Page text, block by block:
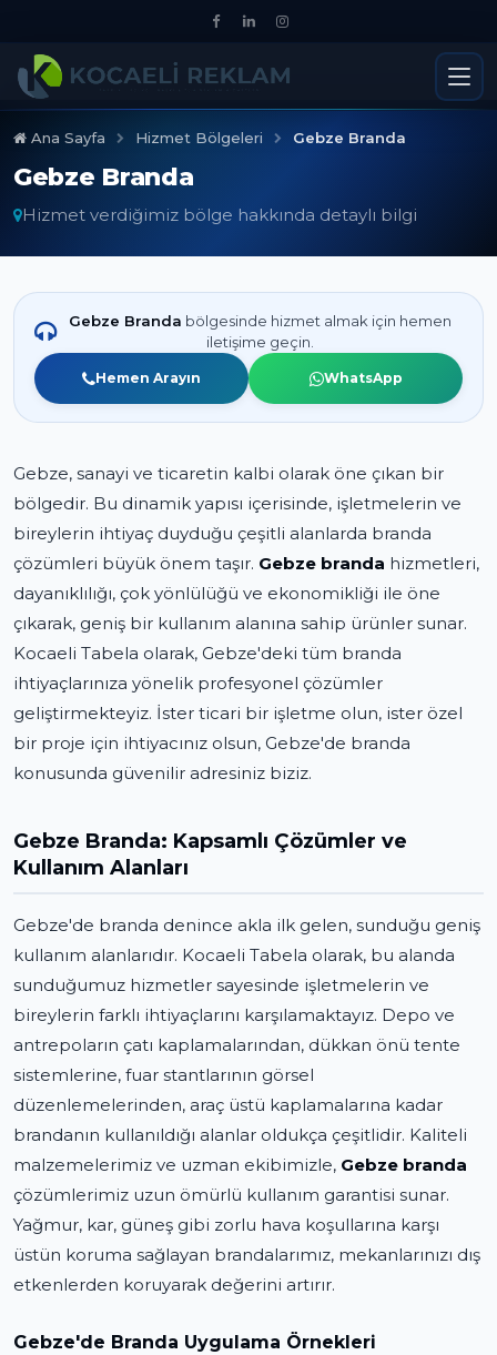
Ana Sayfa Hizmet Bölgeleri Gebze Branda
Gebze Branda
Hizmet verdiğimiz bölge hakkında detaylı bilgi
Gebze Branda bölgesinde hizmet almak için hemen
iletişime geçin.
Hemen Arayın WhatsApp
Gebze, sanayi ve ticaretin kalbi olarak öne çıkan bir
bölgedir. Bu dinamik yapısı içerisinde, işletmelerin ve
bireylerin ihtiyaç duyduğu çeşitli alanlarda branda
çözümleri büyük önem taşır. Gebze branda hizmetleri,
dayanıklılığı, çok yönlülüğü ve ekonomikliği ile öne
çıkarak, geniş bir kullanım alanına sahip ürünler sunar.
Kocaeli Tabela olarak, Gebze'deki tüm branda
ihtiyaçlarınıza yönelik profesyonel çözümler
geliştirmekteyiz. İster ticari bir işletme olun, ister özel
bir proje için ihtiyacınız olsun, Gebze'de branda
konusunda güvenilir adresiniz biziz.
Gebze Branda: Kapsamlı Çözümler ve
Kullanım Alanları
Gebze'de branda denince akla ilk gelen, sunduğu geniş
kullanım alanlarıdır. Kocaeli Tabela olarak, bu alanda
sunduğumuz hizmetler sayesinde işletmelerin ve
bireylerin farklı ihtiyaçlarını karşılamaktayız. Depo ve
antrepoların çatı kaplamalarından, dükkan önü tente
sistemlerine, fuar stantlarının görsel
düzenlemelerinden, araç üstü kaplamalarına kadar
brandanın kullanıldığı alanlar oldukça çeşitlidir. Kaliteli
malzemelerimiz ve uzman ekibimizle, Gebze branda
çözümlerimiz uzun ömürlü kullanım garantisi sunar.
Yağmur, kar, güneş gibi zorlu hava koşullarına karşı
üstün koruma sağlayan brandalarımız, mekanlarınızı dış
etkenlerden koruyarak değerini artırır.
Gebze'de Branda Uygulama Örnekleri